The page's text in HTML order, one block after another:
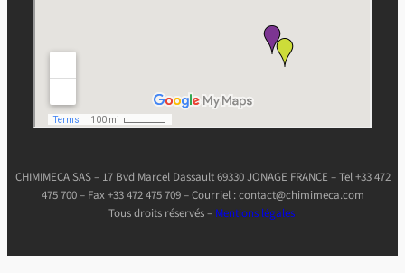
CHIMIMECA SAS – 17 Bvd Marcel Dassault 69330 JONAGE FRANCE – Tel +33 472
475 700 – Fax +33 472 475 709 – Courriel : contact@chimimeca.com
Tous droits réservés – Mentions légales